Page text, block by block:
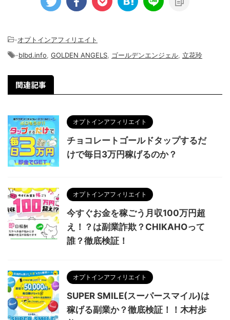
-オプトインアフィリエイト
-blbd.info GOLDEN ANGELS ゴールデンエンジェル 立花玲
関連記事
オプトインアフィリエイト
チョコレートゴールドタップするだ
けで毎日3万円稼げるのか？
オプトインアフィリエイト
今すぐお金を稼ごう月収100万円超
え！？は副業詐欺？CHIKAHOって
誰？徹底検証！
オプトインアフィリエイト
SUPER SMILE(スーパースマイル)は
稼げる副業か？徹底検証！！木村歩